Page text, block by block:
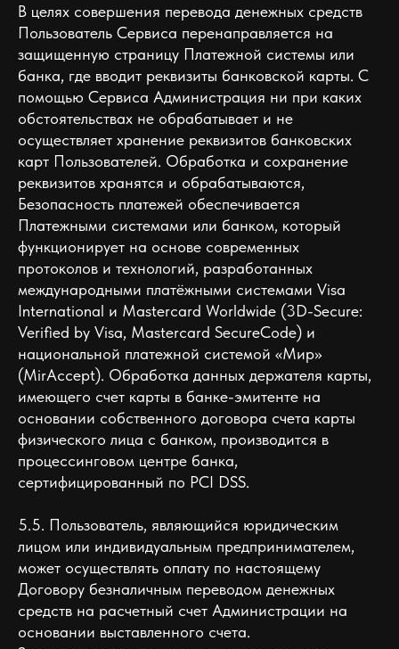
В целях совершения перевода денежных средств
Пользователь Сервиса перенаправляется на
защищенную страницу Платежной системы или
банка, где вводит реквизиты банковской карты. С
помощью Сервиса Администрация ни при каких
обстоятельствах не обрабатывает и не
осуществляет хранение реквизитов банковских
карт Пользователей. Обработка и сохранение
реквизитов хранятся и обрабатываются,
Безопасность платежей обеспечивается
Платежными системами или банком, который
функционирует на основе современных
протоколов и технологий, разработанных
международными платёжными системами Visa
International и Mastercard Worldwide (3D-Secure:
Verified by Visa, Mastercard SecureCode) и
национальной платежной системой «Мир»
(MirAccept). Обработка данных держателя карты,
имеющего счет карты в банке-эмитенте на
основании собственного договора счета карты
физического лица с банком, производится в
процессинговом центре банка,
сертифицированный по PCI DSS.
5.5. Пользователь, являющийся юридическим
лицом или индивидуальным предпринимателем,
может осуществлять оплату по настоящему
Договору безналичным переводом денежных
средств на расчетный счет Администрации на
основании выставленного счета.